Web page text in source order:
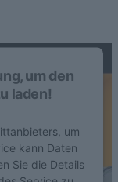
um den
laden!
um
kann Daten
Sie die Details